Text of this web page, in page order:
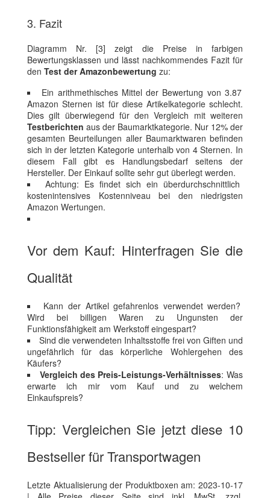
3. Fazit
Diagramm Nr. [3] zeigt die Preise in farbigen
Bewertungsklassen und lässt nachkommendes Fazit für
den Test der Amazonbewertung zu:
Ein arithmethisches Mittel der Bewertung von 3.87
Amazon Sternen ist für diese Artikelkategorie schlecht.
Dies gilt überwiegend für den Vergleich mit weiteren
Testberichten aus der Baumarktkategorie. Nur 12% der
gesamten Beurteilungen aller Baumarktwaren befinden
sich in der letzten Kategorie unterhalb von 4 Sternen. In
diesem Fall gibt es Handlungsbedarf seitens der
Hersteller. Der Einkauf sollte sehr gut überlegt werden.
Achtung: Es findet sich ein überdurchschnittlich
kostenintensives Kostenniveau bei den niedrigsten
Amazon Wertungen.
Vor dem Kauf: Hinterfragen Sie die
Qualität
Kann der Artikel gefahrenlos verwendet werden?
Wird bei billigen Waren zu Ungunsten der
Funktionsfähigkeit am Werkstoff eingespart?
Sind die verwendeten Inhaltsstoffe frei von Giften und
ungefährlich für das körperliche Wohlergehen des
Käufers?
Vergleich des Preis-Leistungs-Verhältnisses: Was
erwarte ich mir vom Kauf und zu welchem
Einkaufspreis?
Tipp: Vergleichen Sie jetzt diese 10
Bestseller für Transportwagen
Letzte Aktualisierung der Produktboxen am: 2023-10-17